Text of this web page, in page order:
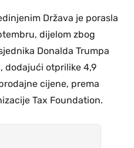
Država je porasla
dijelom zbog
Donalda Trumpa
dodajući otprilike 4,9
cijene, prema
Tax Foundation.